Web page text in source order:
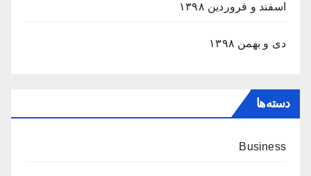
اسفند و فروردین ۱۳۹۸
دی و بهمن ۱۳۹۸
دسته‌ها
Business